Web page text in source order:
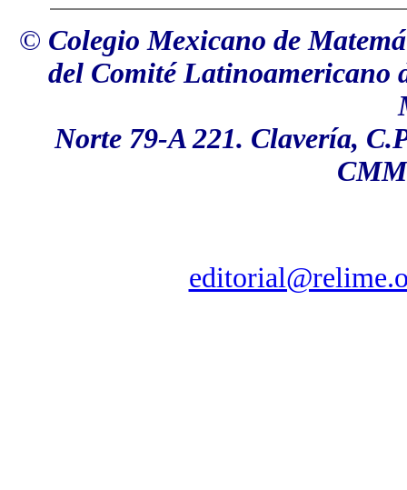
© Colegio Mexicano de
del Comité Latinoamericano
Norte 79-A 221. Clavería,